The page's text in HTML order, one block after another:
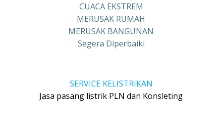
CUACA EKSTREM
MERUSAK RUMAH
MERUSAK BANGUNAN
Segera Diperbaiki
SERVICE KELISTRIKAN
Jasa pasang listrik PLN dan Konsleting